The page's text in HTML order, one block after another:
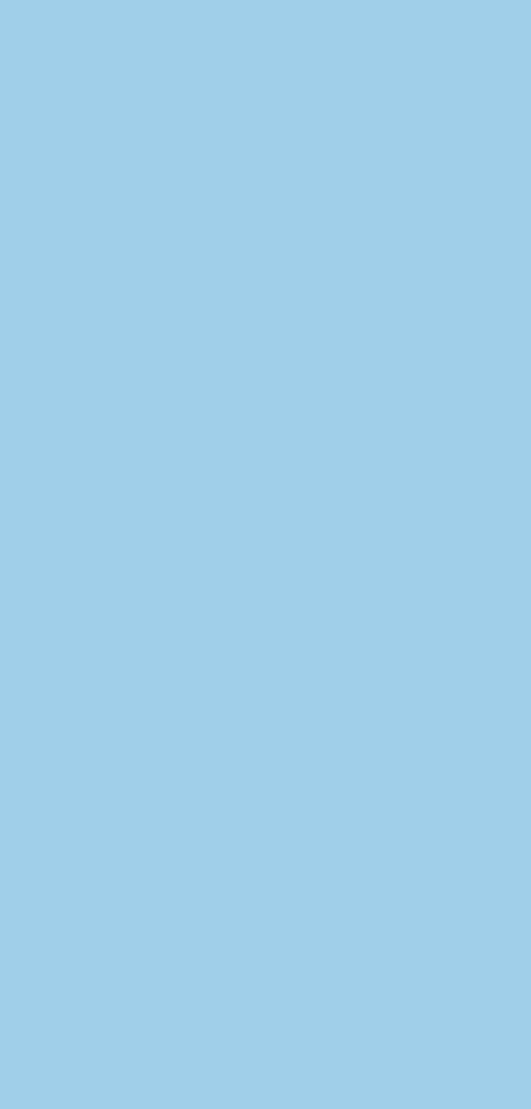
sa priamo na pláži v letovisku Lara. Je
službami ultra all inclusive